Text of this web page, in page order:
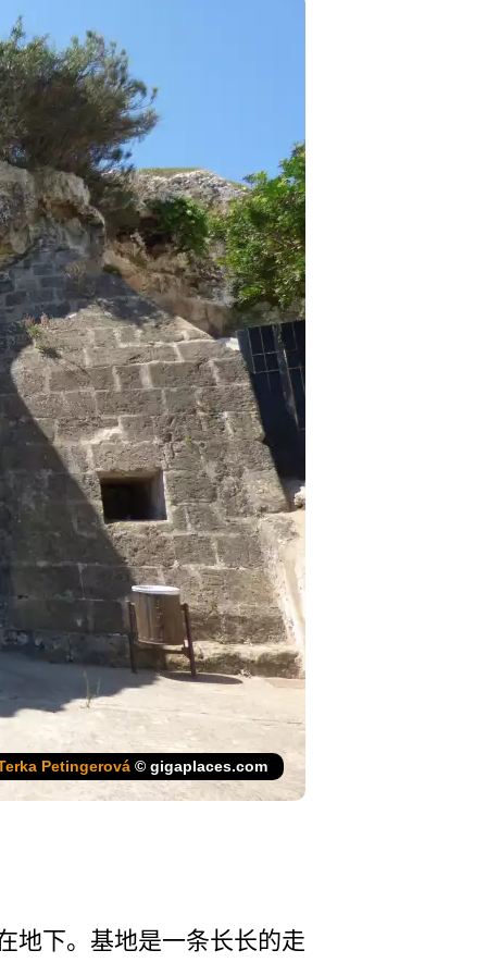
Petingerová © gigaplaces.com
地下。基­地是一条长长的走